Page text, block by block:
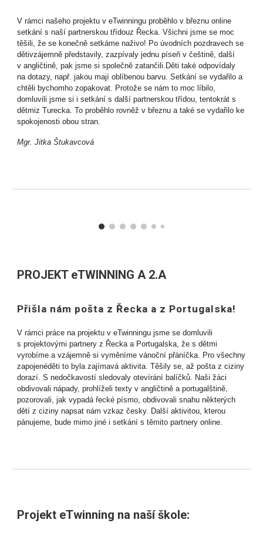
V rámci našeho projektu v eTwinningu proběhlo v březnu online
setkání s naší partnerskou třídouz Řecka. Všichni jsme se moc
těšili, že se konečně setkáme naživo! Po úvodních pozdravech se
dětivzájemně představily, zazpívaly jednu píseň v češtině, další
v angličtině, pak jsme si společně zatančili.Děti také odpovídaly
na dotazy, např. jakou mají oblíbenou barvu. Setkání se vydařilo a
chtěli bychomho zopakovat. Protože se nám to moc líbilo,
domluvili jsme si i setkání s další partnerskou třídou, tentokrát s
dětmiz Turecka. To proběhlo rovněž v březnu a také se vydařilo ke
spokojenosti obou stran.
Mgr. Jitka Štukavcová
PROJEKT eTWINNING A 2.A
Přišla nám pošta z Řecka a z Portugalska!
V rámci práce na projektu v eTwinningu jsme se domluvili
s projektovými partnery z Řecka a Portugalska, že s dětmi
vyrobíme a vzájemně si vyměníme vánoční přáníčka. Pro všechny
zapojenéděti to byla zajímavá aktivita. Těšily se, až pošta z ciziny
dorazí. S nedočkavostí sledovaly otevírání balíčků. Naši žáci
obdivovali nápady, prohlíželi texty v angličtině a portugalštině,
pozorovali, jak vypadá řecké písmo, obdivovali snahu některých
dětí z ciziny napsat nám vzkaz česky. Další aktivitou, kterou
pánujeme, bude mimo jiné i setkání s těmito partnery online.
Projekt eTwinning na naší škole: